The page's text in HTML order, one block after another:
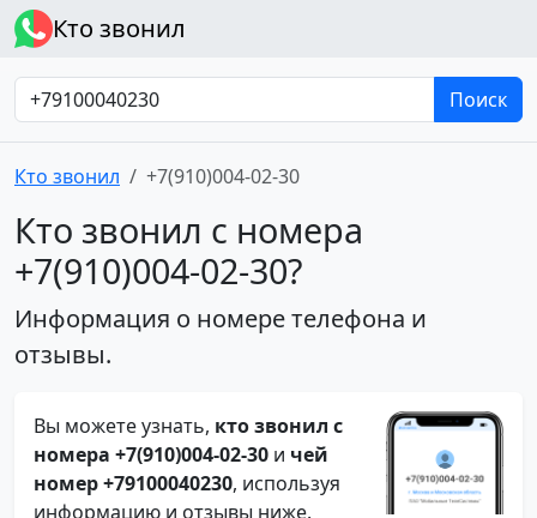
Кто звонил
Поиск
Кто звонил +7(910)004-02-30
Кто звонил с номера
+7(910)004-02-30?
Информация о номере телефона и
отзывы.
Вы можете узнать, кто звонил с
номера +7(910)004-02-30 и чей
номер +79100040230, используя
информацию и отзывы ниже.